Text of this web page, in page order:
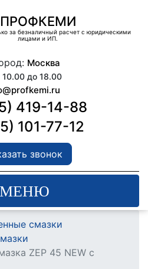
ПРОФКЕМИ
за безналичный расчет с юридическими
лицами и ИП.
Москва
10.00 до 18.00
419-14-88
101-77-12
звонок
смазки
ZEP 45 NEW c